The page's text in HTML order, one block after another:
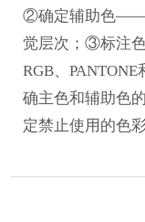
②确定辅助色
觉层次；③标注
RGB、
确主色和辅助色
定禁止使用的色彩